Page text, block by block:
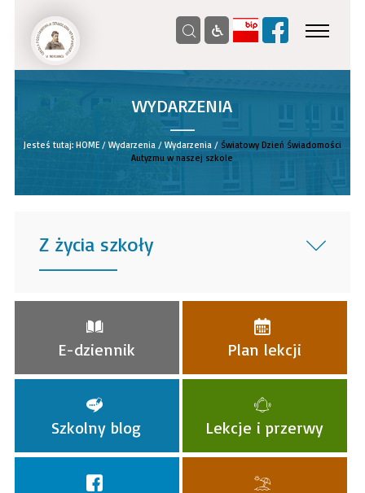
WYDARZENIA
__
Jesteś tutaj: HOME/ Wydarzenia/ Wydarzenia/ Światowy Dzień Świadomości
Autyzmu w naszej szkole
Z życia szkoły
______
E-dziennik Plan lekcji
Szkolny blog Lekcje i przerwy